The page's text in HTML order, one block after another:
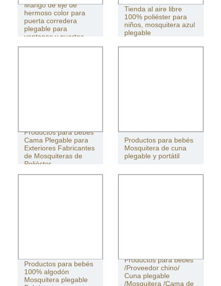
Mango de eje de
hermoso color para
puerta corredera
plegable para
ventanas y puertas
Tienda al aire libre
100% poliéster para
niños, mosquitera azul
plegable
Productos para Bebés
Cama Plegable para
Exteriores Fabricantes
de Mosquiteras de
Poliéster
Productos para bebés
Mosquitera de cuna
plegable y portátil
Productos para bebés
100% algodón
Mosquitera plegable
Productos para bebés
/Proveedor chino/
Cuna plegable
/Mosquitera /Cama de